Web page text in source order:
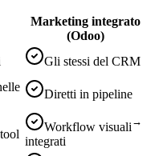
Marketing integrato
(Odoo)
Gli stessi del CRM
Diretti in pipeline
Workflow visuali
integrati